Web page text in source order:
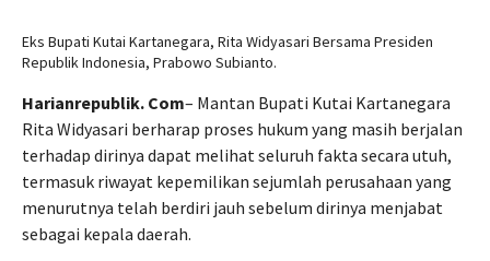
Eks Bupati Kutai Kartanegara, Rita Widyasari Bersama Presiden
Republik Indonesia, Prabowo Subianto.
Harianrepublik. Com– Mantan Bupati Kutai Kartanegara
Rita Widyasari berharap proses hukum yang masih berjalan
terhadap dirinya dapat melihat seluruh fakta secara utuh,
termasuk riwayat kepemilikan sejumlah perusahaan yang
menurutnya telah berdiri jauh sebelum dirinya menjabat
sebagai kepala daerah.